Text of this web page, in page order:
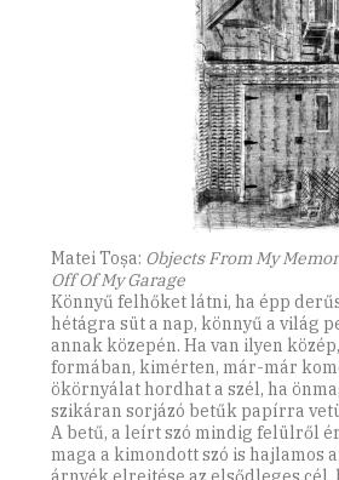
Matei Toșa: Objects From My
Off Of My Garage
Könnyű felhőket látni, ha épp
hétágra süt a nap, könnyű a világ
annak közepén. Ha van ilyen
formában, kimérten, már-már
ökörnyálat hordhat a szél, ha
szikáran sorjázó betűk papírra
A betű, a leírt szó mindig felülről
maga a kimondott szó is hajlamos